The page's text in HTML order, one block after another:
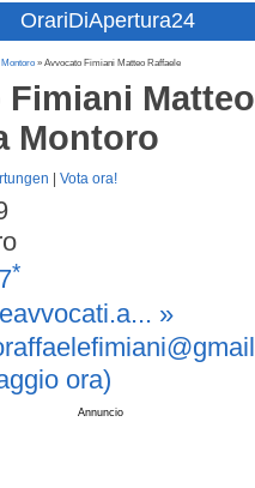
OrariDiApertura24
» Avvocato Fimiani Matteo Raffaele
Matteo
Montoro
|Vota ora!
*
»
@gmail
ora)
Annuncio